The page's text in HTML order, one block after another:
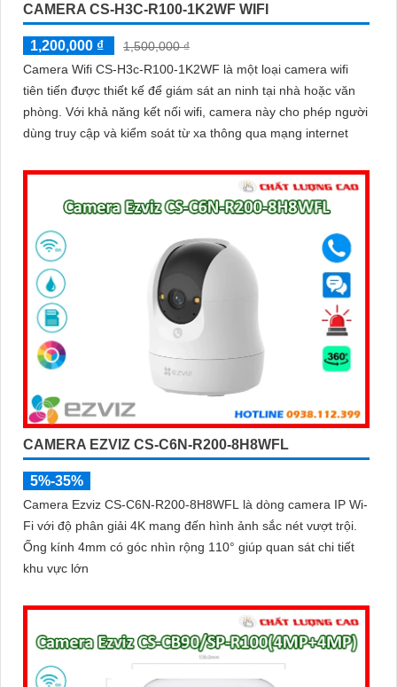
CAMERA CS-H3C-R100-1K2WF WIFI
1,200,000 ₫
1,500,000 ₫
Camera Wifi CS-H3c-R100-1K2WF là một loại camera wifi
tiên tiến được thiết kế để giám sát an ninh tại nhà hoặc văn
phòng. Với khả năng kết nối wifi, camera này cho phép người
dùng truy cập và kiểm soát từ xa thông qua mạng internet
CAMERA EZVIZ CS-C6N-R200-8H8WFL
5%-35%
Camera Ezviz CS-C6N-R200-8H8WFL là dòng camera IP Wi-
Fi với độ phân giải 4K mang đến hình ảnh sắc nét vượt trội.
Ống kính 4mm có góc nhìn rộng 110° giúp quan sát chi tiết
khu vực lớn